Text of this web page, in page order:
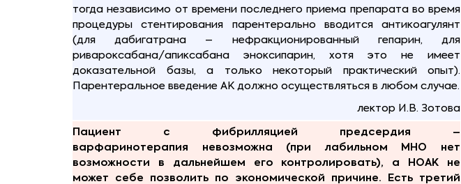
тогда независимо от времени последнего приема препарата во время
процедуры стентирования парентерально вводится антикоагулянт
(для дабигатрана – нефракционированный гепарин, для
ривароксабана/апиксабана эноксипарин, хотя это не имеет
доказательной базы, а только некоторый практический опыт).
Парентеральное введение АК должно осуществляться в любом случае.
лектор И.В. Зотова
Пациент с фибрилляцией предсердия –
варфаринотерапия невозможна (при лабильном МНО нет
возможности в дальнейшем его контролировать), а НОАК не
может себе позволить по экономической причине. Есть третий